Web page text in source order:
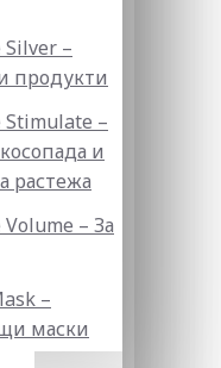
–
продукти
–
и
растежа
– За
–
маски